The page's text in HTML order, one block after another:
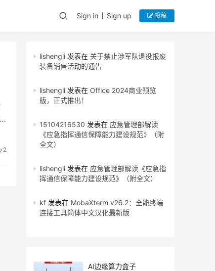
Sign in Sign up 投稿
2
lishengli 发表在 关于禁止涉军队退役报废
装备销售活动的通告
lishengli 发表在 Office 2024商业预览
版，正式推出！
15104216530 发表在 应急管理部解读
《应急指挥通信保障能力建设规范》（附
全文）
lishengli 发表在 应急管理部解读《应急指
挥通信保障能力建设规范》（附全文）
kf 发表在 MobaXterm v26.2：全能终端
连接工具简体中文汉化最新版
AI边缘算力盒子